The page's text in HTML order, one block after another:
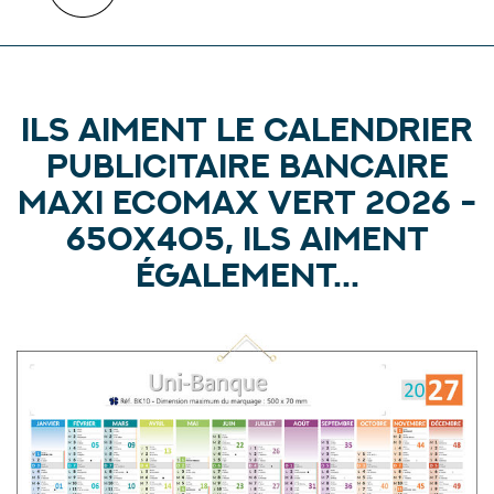
Ils aiment le calendrier
publicitaire bancaire
maxi ecomax vert 2026 -
650X405, ils aiment
également...